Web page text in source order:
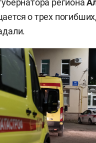
региона
о трех